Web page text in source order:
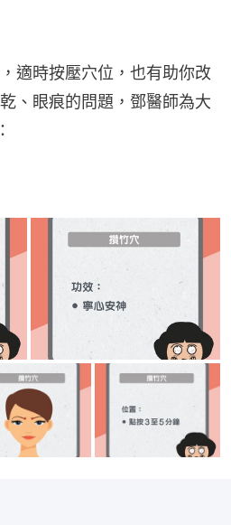
適時按壓穴位，也有助你改
、眼痕的問題，鄧醫師為大